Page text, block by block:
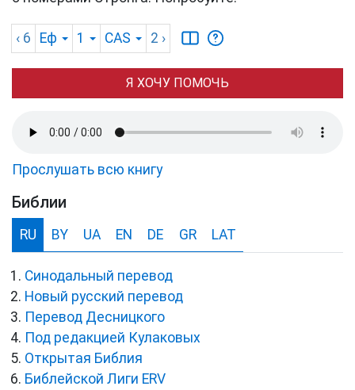
‹ 6 Еф 1 CAS 2 ›
Я ХОЧУ ПОМОЧЬ
Прослушать всю книгу
Библии
RU BY UA EN DE GR LAT
Синодальный перевод
Новый русский перевод
Перевод Десницкого
Под редакцией Кулаковых
Открытая Библия
Библейской Лиги ERV